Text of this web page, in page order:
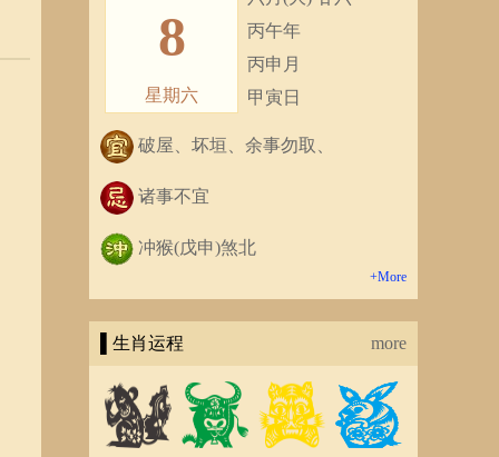
8
星期六
丙午年
丙申月
甲寅日
破屋、坏垣、余事勿取、
诸事不宜
冲猴(戊申)煞北
+More
▌生肖运程 more